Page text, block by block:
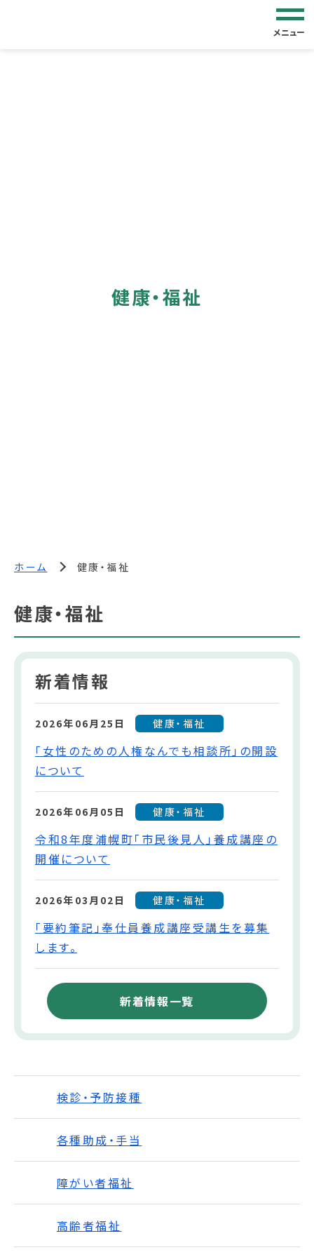
メニュー
健康・福祉
ホーム 健康・福祉
健康・福祉
新着情報
2026年06月25日 健康・福祉
「女性のための人権なんでも相談所」の開設
について
2026年06月05日 健康・福祉
令和8年度浦幌町「市民後見人」養成講座の
開催について
2026年03月02日 健康・福祉
「要約筆記」奉仕員養成講座受講生を募集
します。
新着情報一覧
検診・予防接種
各種助成・手当
障がい者福祉
高齢者福祉